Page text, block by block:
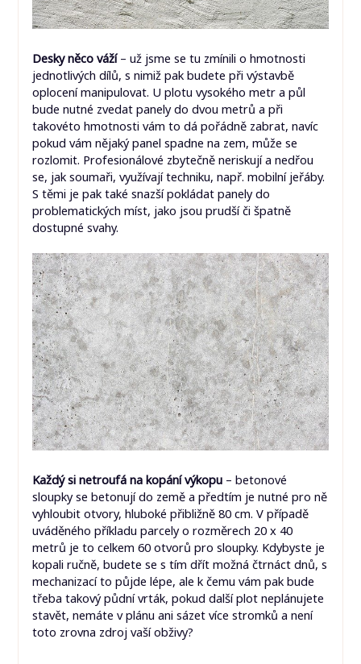
Desky něco váží– už jsme se tu zmínili o hmotnosti
jednotlivých dílů, s nimiž pak budete při výstavbě
oplocení manipulovat. U plotu vysokého metr a půl
bude nutné zvedat panely do dvou metrů a při
takovéto hmotnosti vám to dá pořádně zabrat, navíc
pokud vám nějaký panel spadne na zem, může se
rozlomit. Profesionálové zbytečně neriskují a nedřou
se, jak soumaři, využívají techniku, např. mobilní jeřáby.
S těmi je pak také snazší pokládat panely do
problematických míst, jako jsou prudší či špatně
dostupné svahy.
Každý si netroufá na kopání výkopu– betonové
sloupky se betonují do země a předtím je nutné pro ně
vyhloubit otvory, hluboké přibližně 80 cm. V případě
uváděného příkladu parcely o rozměrech 20 x 40
metrů je to celkem 60 otvorů pro sloupky. Kdybyste je
kopali ručně, budete se s tím dřít možná čtrnáct dnů, s
mechanizací to půjde lépe, ale k čemu vám pak bude
třeba takový půdní vrták, pokud další plot neplánujete
stavět, nemáte v plánu ani sázet více stromků a není
toto zrovna zdroj vaší obživy?